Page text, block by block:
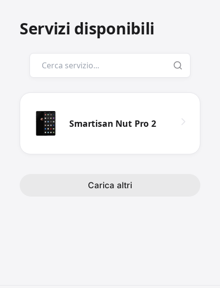
Servizi disponibili
Smartisan Nut Pro 2
Carica altri